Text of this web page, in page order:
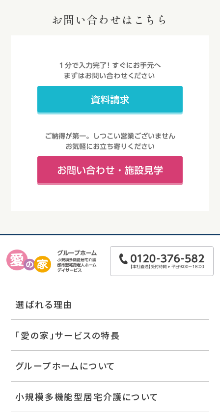
お問い合わせはこちら
選ばれる理由
「愛の家」サービスの特長
グループホームについて
小規模多機能型居宅介護について